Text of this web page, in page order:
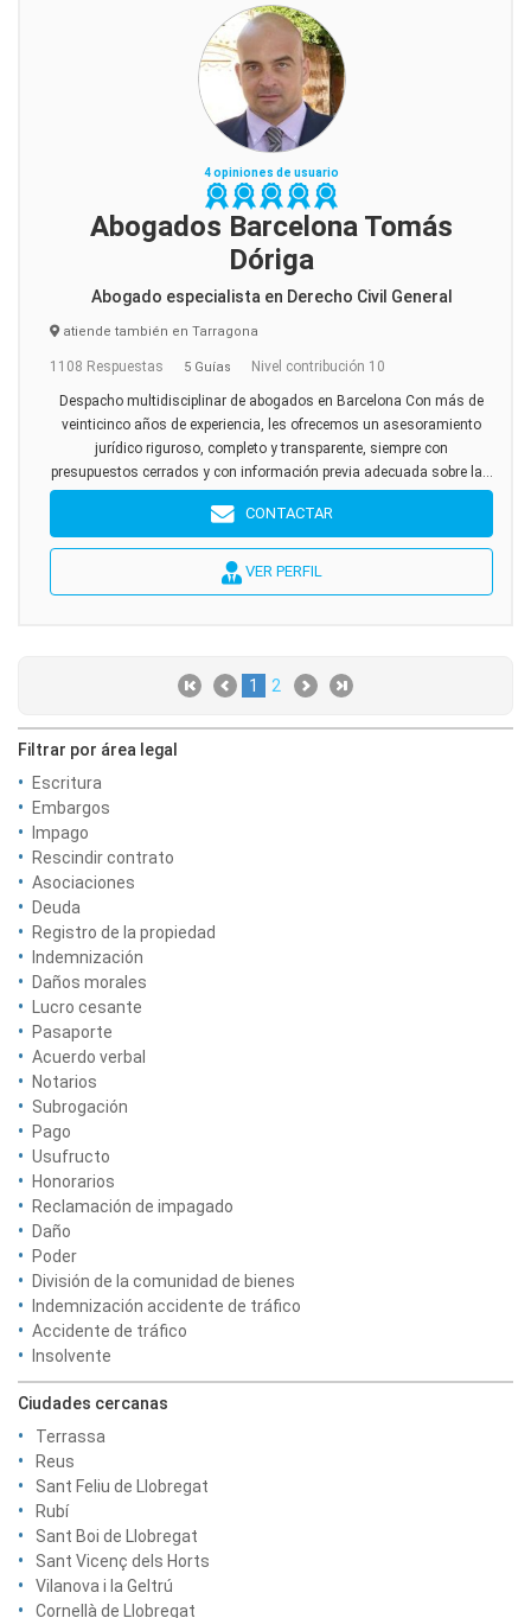
4 opiniones de usuario
Abogados Barcelona Tomás
Dóriga
Abogado especialista en Derecho Civil General
atiende también en Tarragona
1108 Respuestas 5 Guías Nivel contribución 10
Despacho multidisciplinar de abogados en Barcelona Con más de
veinticinco años de experiencia, les ofrecemos un asesoramiento
jurídico riguroso, completo y transparente, siempre con
presupuestos cerrados y con información previa adecuada sobre la...
CONTACTAR
VER PERFIL
1 2
Filtrar por área legal
Escritura
Embargos
Impago
Rescindir contrato
Asociaciones
Deuda
Registro de la propiedad
Indemnización
Daños morales
Lucro cesante
Pasaporte
Acuerdo verbal
Notarios
Subrogación
Pago
Usufructo
Honorarios
Reclamación de impagado
Daño
Poder
División de la comunidad de bienes
Indemnización accidente de tráfico
Accidente de tráfico
Insolvente
Ciudades cercanas
Terrassa
Reus
Sant Feliu de Llobregat
Rubí
Sant Boi de Llobregat
Sant Vicenç dels Horts
Vilanova i la Geltrú
Cornellà de Llobregat